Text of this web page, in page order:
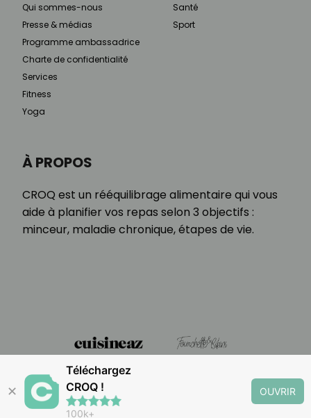
À PROPOS
CROQ est un rééquilibrage alimentaire qui vous
aide à planifier vos repas selon 3 objectifs :
minceur, maladie chronique, étapes de vie.
Qui sommes-nous
Presse & médias
Programme ambassadrice
Charte de confidentialité
Services
Fitness
Yoga
Santé
Sport
✕
Téléchargez
CROQ !
100k+
OUVRIR